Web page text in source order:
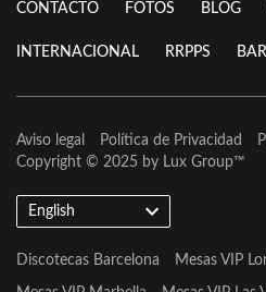
CONTACTO FOTOS BLOG
INTERNACIONAL RRPPS
Aviso legal Política de Privacidad
Copyright © 2025 by Lux Group™
English
Discotecas Barcelona Mesas VIP